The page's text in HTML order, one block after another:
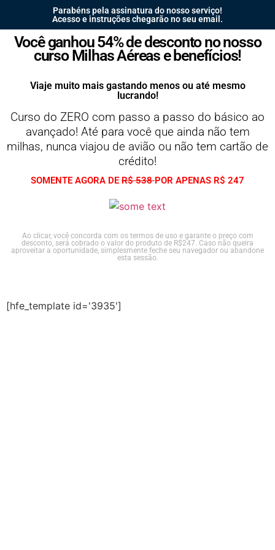
Parabéns pela assinatura do nosso serviço!
Acesso e instruções chegarão no seu email.
Você ganhou 54% de desconto no nosso
curso Milhas Aéreas e benefícios!
Viaje muito mais gastando menos ou até mesmo
lucrando!
Curso do ZERO com passo a passo do básico ao
avançado! Até para você que ainda não tem
milhas, nunca viajou de avião ou não tem cartão de
crédito!
SOMENTE AGORA DE R$ 538POR APENAS R$ 247
Ao clicar, você concorda com os termos de uso e garante o preço com
desconto, será cobrado o valor do produto de R$247. Caso não queira
aproveitar a oportunidade, simplesmente feche seu navegador ou abandone
esta sessão.
[hfe_template id='3935']